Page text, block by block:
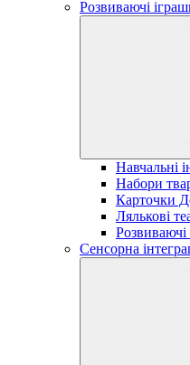
Розвиваючі
Навчальні
Набори
Карточки
Лялькові
Розвиваючі
Сенсорна